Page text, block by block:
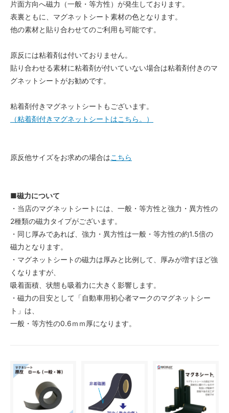
片面方向へ磁力（一般・等方性）が発生しております。
表裏ともに、マグネットシート素材の色となります。
他の素材と貼り合わせてのご利用も可能です。
原反には粘着剤は付いておりません。
貼り合わせる素材に粘着剤が付いていない場合は粘着剤付きのマ
グネットシートがお勧めです。
粘着剤付きマグネットシートもございます。
（粘着剤付きマグネットシートはこちら。）
原反他サイズをお求めの場合はこちら
■磁力について
・当店のマグネットシートには、一般・等方性と強力・異方性の
2種類の磁力タイプがございます。
・同じ厚みであれば、強力・異方性は一般・等方性の約1.5倍の
磁力となります。
・マグネットシートの磁力は厚みと比例して、厚みが増すほど強
くなりますが、
吸着面積、状態も吸着力に大きく影響します。
・磁力の目安として「自動車用初心者マークのマグネットシー
ト」は、
一般・等方性の0.6ｍｍ厚になります。